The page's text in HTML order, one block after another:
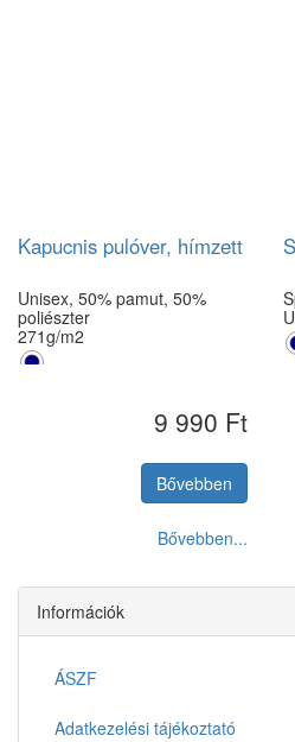
Kapucnis pulóver, hímzett
Unisex, 50% pamut, 50%
poliészter
271g/m2
XXL9 990 Ft
Bővebben
Bővebben...
Információk
ÁSZF
Adatkezelési tájékoztató